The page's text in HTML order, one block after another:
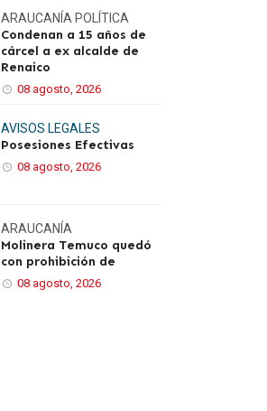
ARAUCANÍA POLÍTICA
Condenan a 15 años de
cárcel a ex alcalde de
Renaico
08 agosto, 2026
AVISOS LEGALES
Posesiones Efectivas
08 agosto, 2026
ARAUCANÍA
Molinera Temuco quedó
con prohibición de
08 agosto, 2026